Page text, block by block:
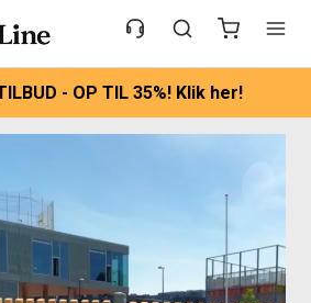
- OP TIL 35%! Klik her!